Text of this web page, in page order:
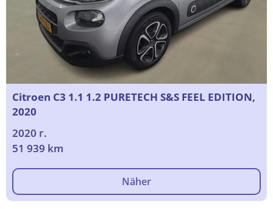
Citroen C3 1.1 1.2 PURETECH S&S FEEL EDITION,
2020
2020 г.
51 939 km
Näher